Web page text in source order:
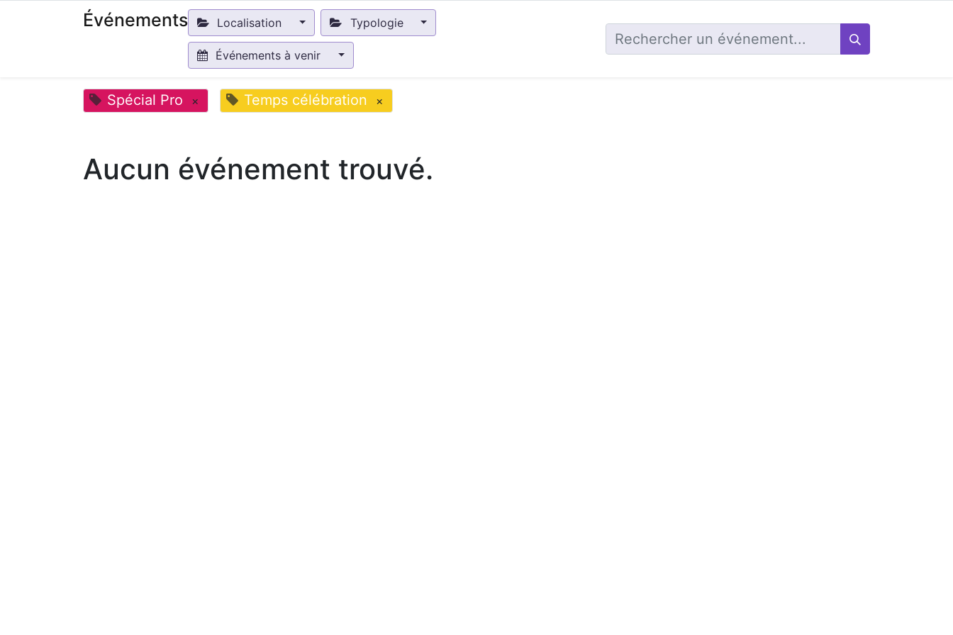
Événements Localisation Typologie
Événements à venir
Spécial Pro × Temps célébration ×
Aucun événement trouvé.